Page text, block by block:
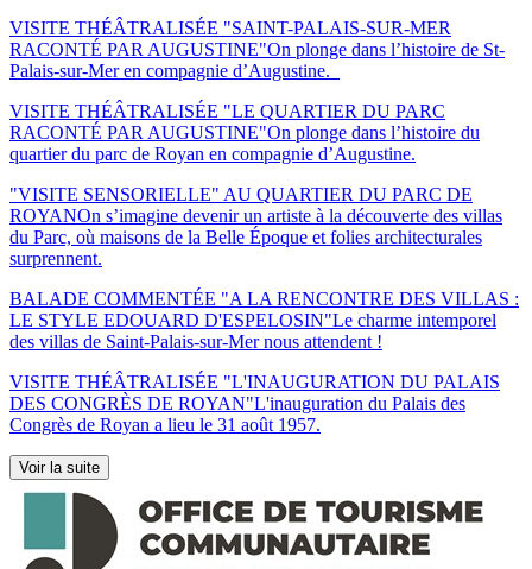
VISITE THÉÂTRALISÉE "SAINT-PALAIS-SUR-MER
RACONTÉ PAR AUGUSTINE"On plonge dans l’histoire de St-
Palais-sur-Mer en compagnie d’Augustine.
VISITE THÉÂTRALISÉE "LE QUARTIER DU PARC
RACONTÉ PAR AUGUSTINE"On plonge dans l’histoire du
quartier du parc de Royan en compagnie d’Augustine.
"VISITE SENSORIELLE" AU QUARTIER DU PARC DE
ROYANOn s’imagine devenir un artiste à la découverte des villas
du Parc, où maisons de la Belle Époque et folies architecturales
surprennent.
BALADE COMMENTÉE "A LA RENCONTRE DES VILLAS :
LE STYLE EDOUARD D'ESPELOSIN"Le charme intemporel
des villas de Saint-Palais-sur-Mer nous attendent !
VISITE THÉÂTRALISÉE "L'INAUGURATION DU PALAIS
DES CONGRÈS DE ROYAN"L'inauguration du Palais des
Congrès de Royan a lieu le 31 août 1957.
Voir la suite